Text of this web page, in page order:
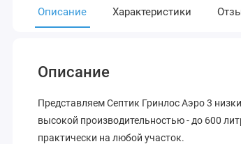
Описание Характеристики
Описание
Представляем Септик Гринлос Аэро 3
высокой производительностью - до 600
практически на любой участок.